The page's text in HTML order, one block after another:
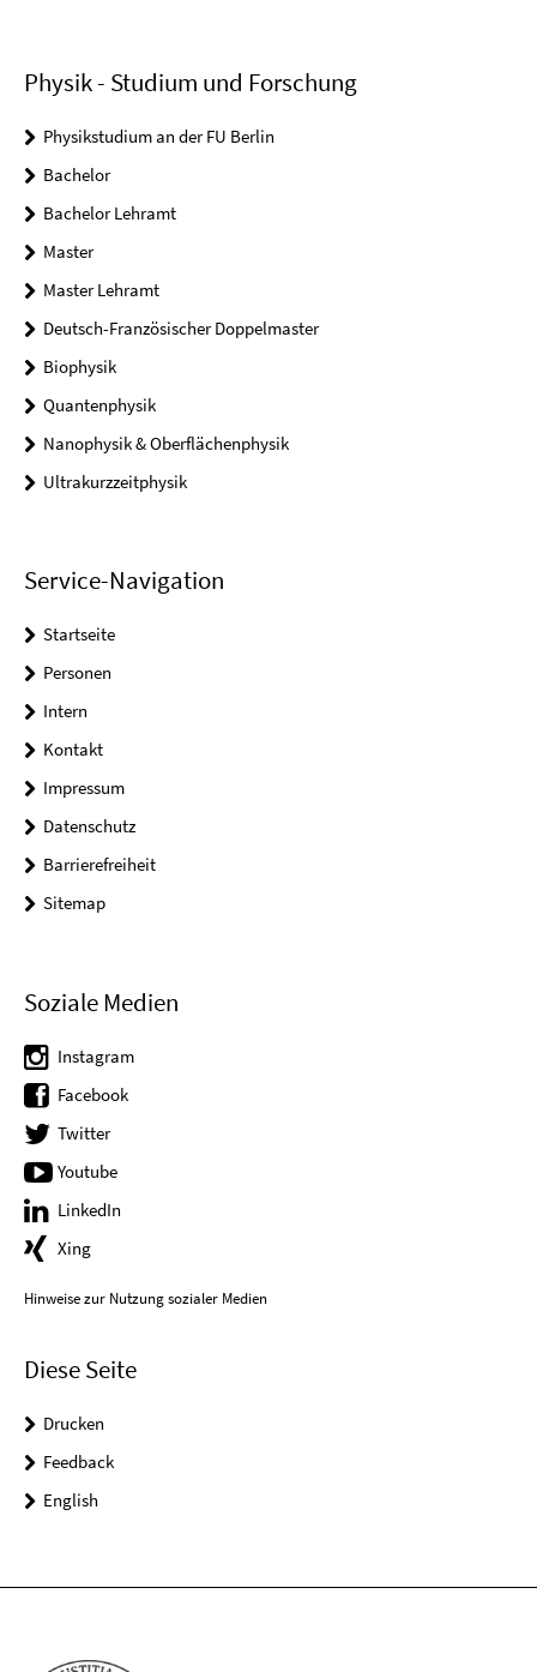
Physik - Studium und Forschung
Physikstudium an der FU Berlin
Bachelor
Bachelor Lehramt
Master
Master Lehramt
Deutsch-Französischer Doppelmaster
Biophysik
Quantenphysik
Nanophysik & Oberflächenphysik
Ultrakurzzeitphysik
Service-Navigation
Startseite
Personen
Intern
Kontakt
Impressum
Datenschutz
Barrierefreiheit
Sitemap
Soziale Medien
Instagram
Facebook
Twitter
Youtube
LinkedIn
Xing
Hinweise zur Nutzung sozialer Medien
Diese Seite
Drucken
Feedback
English